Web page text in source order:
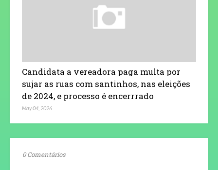
Candidata a vereadora paga multa por
sujar as ruas com santinhos, nas eleições
de 2024, e processo é encerrrado
May 04, 2026
0 Comentários